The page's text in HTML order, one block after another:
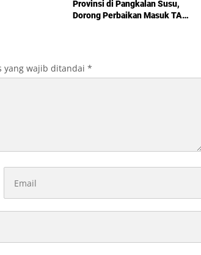
Provinsi di Pangkalan Susu,
Dorong Perbaikan Masuk TA
yang wajib ditandai *